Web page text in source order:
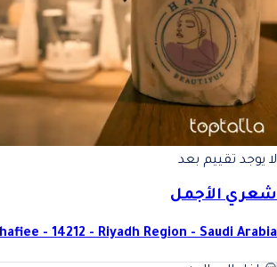
لا يوجد تقييم بعد
شعري الأجمل
- 14212 - Riyadh Region - Saudi Arabia